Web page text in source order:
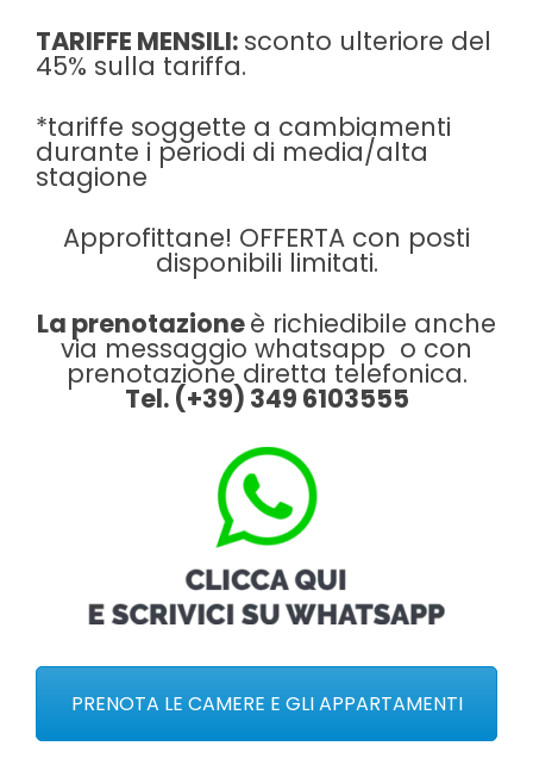
TARIFFE MENSILI: sconto ulteriore del
45% sulla tariffa.
*tariffe soggette a cambiamenti
durante i periodi di media/alta
stagione
Approfittane! OFFERTA con posti
disponibili limitati.
La prenotazioneè richiedibile anche
via messaggio whatsapp o con
prenotazione diretta telefonica.
Tel. (+39) 349 6103555
PRENOTA LE CAMERE E GLI APPARTAMENTI